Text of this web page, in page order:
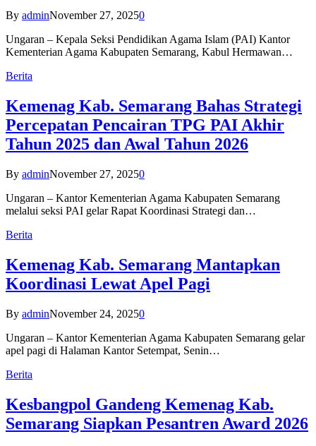
By adminNovember 27, 20250
Ungaran – Kepala Seksi Pendidikan Agama Islam (PAI) Kantor
Kementerian Agama Kabupaten Semarang, Kabul Hermawan…
Berita
Kemenag Kab. Semarang Bahas Strategi
Percepatan Pencairan TPG PAI Akhir
Tahun 2025 dan Awal Tahun 2026
By adminNovember 27, 20250
Ungaran – Kantor Kementerian Agama Kabupaten Semarang
melalui seksi PAI gelar Rapat Koordinasi Strategi dan…
Berita
Kemenag Kab. Semarang Mantapkan
Koordinasi Lewat Apel Pagi
By adminNovember 24, 20250
Ungaran – Kantor Kementerian Agama Kabupaten Semarang gelar
apel pagi di Halaman Kantor Setempat, Senin…
Berita
Kesbangpol Gandeng Kemenag Kab.
Semarang Siapkan Pesantren Award 2026